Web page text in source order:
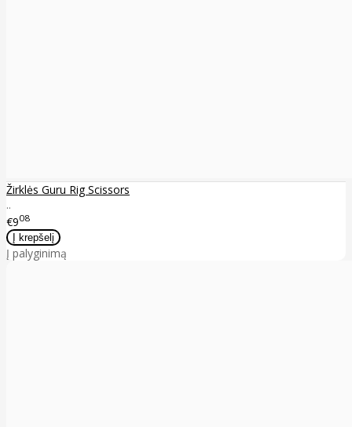
Žirklės Guru Rig Scissors
..
€908
Į palyginimą